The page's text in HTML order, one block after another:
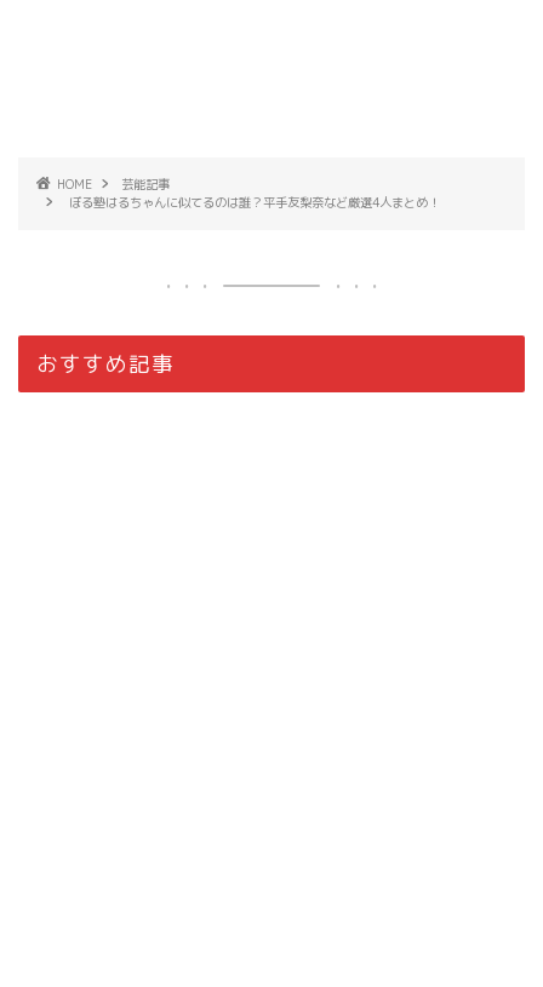
HOME
芸能記事
ぼる塾はるちゃんに似てるのは誰？平手友梨奈など厳選4人まとめ！
おすすめ記事